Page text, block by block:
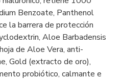
Benzoate, Panthenol
la barrera de protección
Aloe Barbadensis
de Aloe Vera, anti-
Gold (extracto de oro),
probiótico, calmante e